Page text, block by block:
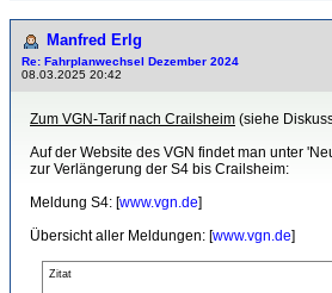
Manfred Erlg
Re: Fahrplanwechsel Dezember 2024
08.03.2025 20:42
Zum VGN-Tarif nach Crailsheim (siehe
Auf der Website des VGN findet man unter
zur Verlängerung der S4 bis Crailsheim:
Meldung S4: [www.vgn.de]
Übersicht aller Meldungen: [www.vgn.de]
Zitat